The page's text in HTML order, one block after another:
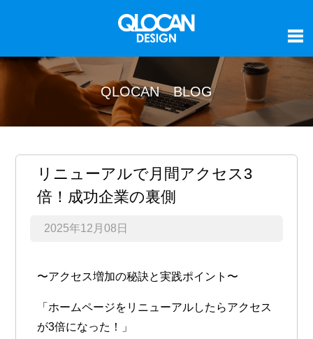
QLOCAN BLOG
リニューアルで月間アクセス3
倍！成功企業の裏側
2025年12月08日
〜アクセス増加の秘訣と実践ポイント〜
「ホームページをリニューアルしたらアクセス
が3倍になった！」